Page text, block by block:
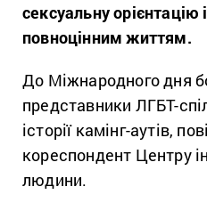
сексуальну орієнтацію
повноцінним життям.
До Міжнародного дня
представники ЛГБТ-
історії камінг-аутів,
кореспондент Центру
людини.